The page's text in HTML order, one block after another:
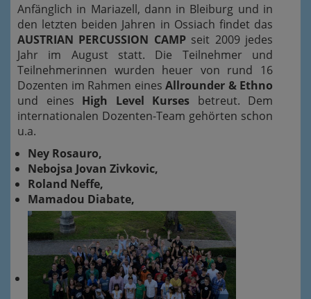
Anfänglich in Mariazell, dann in Bleiburg und in
den letzten beiden Jahren in Ossiach findet das
AUSTRIAN PERCUSSION CAMPseit 2009 jedes
Jahr im August statt. Die Teilnehmer und
Teilnehmerinnen wurden heuer von rund 16
Dozenten im Rahmen eines Allrounder & Ethno
und eines High Level Kurses betreut. Dem
internationalen Dozenten-Team gehörten schon
u.a.
Ney Rosauro,
Nebojsa Jovan Zivkovic,
Roland Neffe,
Mamadou Diabate,